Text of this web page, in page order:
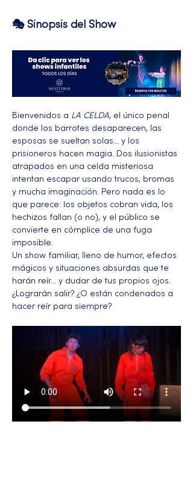
🎭 Sinopsis del Show
Bienvenidos a LA CELDA, el único penal
donde los barrotes desaparecen, las
esposas se sueltan solas… y los
prisioneros hacen magia. Dos ilusionistas
atrapados en una celda misteriosa
intentan escapar usando trucos, bromas
y mucha imaginación. Pero nada es lo
que parece: los objetos cobran vida, los
hechizos fallan (o no), y el público se
convierte en cómplice de una fuga
imposible.
Un show familiar, lleno de humor, efectos
mágicos y situaciones absurdas que te
harán reír… y dudar de tus propios ojos.
¿Lograrán salir? ¿O están condenados a
hacer reír para siempre?